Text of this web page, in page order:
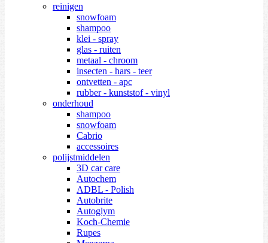
reinigen
snowfoam
shampoo
klei - spray
glas - ruiten
metaal - chroom
insecten - hars - teer
ontvetten - apc
rubber - kunststof - vinyl
onderhoud
shampoo
snowfoam
Cabrio
accessoires
polijstmiddelen
3D car care
Autochem
ADBL - Polish
Autobrite
Autoglym
Koch-Chemie
Rupes